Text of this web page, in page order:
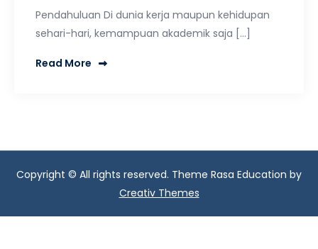
Pendahuluan Di dunia kerja maupun kehidupan
sehari-hari, kemampuan akademik saja […]
Read More
Copyright © All rights reserved. Theme Rasa Education by
Creativ Themes